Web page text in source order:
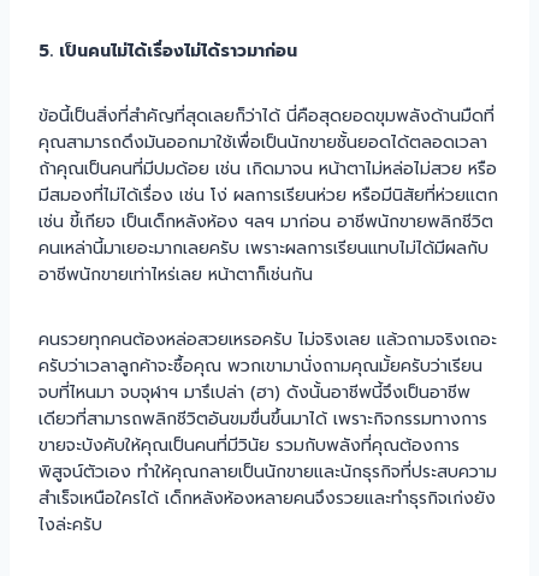
5. เป็นคนไม่ได้เรื่องไม่ได้ราวมาก่อน
ข้อนี้เป็นสิ่งที่สำคัญที่สุดเลยก็ว่าได้ นี่คือสุดยอดขุมพลังด้านมืดที่
คุณสามารถดึงมันออกมาใช้เพื่อเป็นนักขายชั้นยอดได้ตลอดเวลา
ถ้าคุณเป็นคนที่มีปมด้อย เช่น เกิดมาจน หน้าตาไม่หล่อไม่สวย หรือ
มีสมองที่ไม่ได้เรื่อง เช่น โง่ ผลการเรียนห่วย หรือมีนิสัยที่ห่วยแตก
เช่น ขี้เกียจ เป็นเด็กหลังห้อง ฯลฯ มาก่อน อาชีพนักขายพลิกชีวิต
คนเหล่านี้มาเยอะมากเลยครับ เพราะผลการเรียนแทบไม่ได้มีผลกับ
อาชีพนักขายเท่าไหร่เลย หน้าตาก็เช่นกัน
คนรวยทุกคนต้องหล่อสวยเหรอครับ ไม่จริงเลย แล้วถามจริงเถอะ
ครับว่าเวลาลูกค้าจะซื้อคุณ พวกเขามานั่งถามคุณมั้ยครับว่าเรียน
จบที่ไหนมา จบจุฬาฯ มารึเปล่า (ฮา) ดังนั้นอาชีพนี้จึงเป็นอาชีพ
เดียวที่สามารถพลิกชีวิตอันขมขื่นขึ้นมาได้ เพราะกิจกรรมทางการ
ขายจะบังคับให้คุณเป็นคนที่มีวินัย รวมกับพลังที่คุณต้องการ
พิสูจน์ตัวเอง ทำให้คุณกลายเป็นนักขายและนักธุรกิจที่ประสบความ
สำเร็จเหนือใครได้ เด็กหลังห้องหลายคนจึงรวยและทำธุรกิจเก่งยัง
ไงล่ะครับ